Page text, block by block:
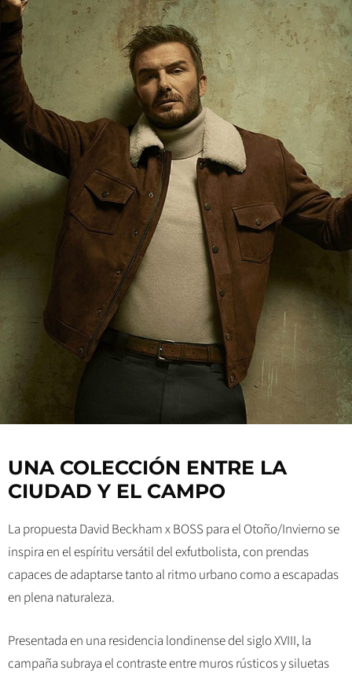
UNA COLECCIÓN ENTRE LA
CIUDAD Y EL CAMPO
La propuesta David Beckham x BOSS para el Otoño/Invierno se
inspira en el espíritu versátil del exfutbolista, con prendas
capaces de adaptarse tanto al ritmo urbano como a escapadas
en plena naturaleza.
Presentada en una residencia londinense del siglo XVIII, la
campaña subraya el contraste entre muros rústicos y siluetas